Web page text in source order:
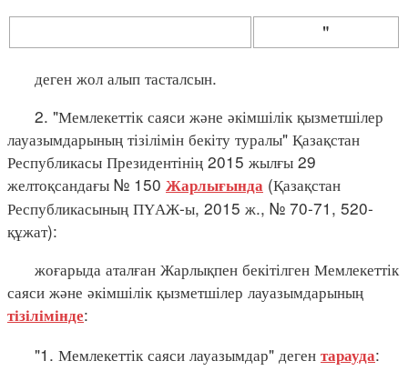
"
деген жол алып тасталсын.
2. "Мемлекеттік саяси және әкімшілік қызметшілер
лауазымдарының тізілімін бекіту туралы" Қазақстан
Республикасы Президентінің 2015 жылғы 29
желтоқсандағы № 150 Жарлығында (Қазақстан
Республикасының ПҮАЖ-ы, 2015 ж., № 70-71, 520-
құжат):
жоғарыда аталған Жарлықпен бекітілген Мемлекеттік
саяси және әкімшілік қызметшілер лауазымдарының
тізілімінде:
"1. Мемлекеттік саяси лауазымдар" деген тарауда: